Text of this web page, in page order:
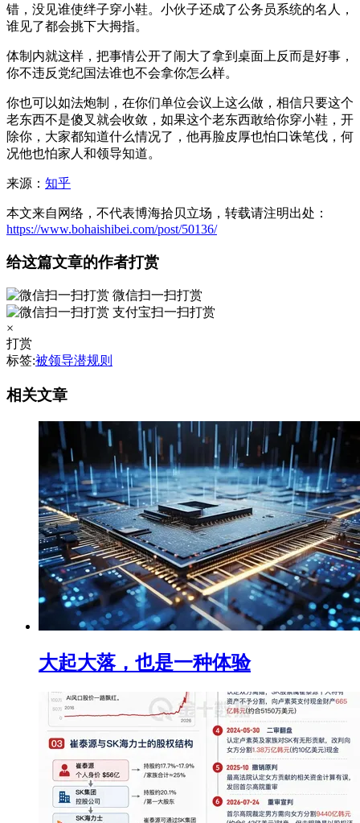
错，没见谁使绊子穿小鞋。小伙子还成了公务员系统的名人，
谁见了都会挑下大拇指。
体制内就这样，把事情公开了闹大了拿到桌面上反而是好事，
你不违反党纪国法谁也不会拿你怎么样。
你也可以如法炮制，在你们单位会议上这么做，相信只要这个
老东西不是傻叉就会收敛，如果这个老东西敢给你穿小鞋，开
除你，大家都知道什么情况了，他再脸皮厚也怕口诛笔伐，何
况他也怕家人和领导知道。
来源： 知乎
本文来自网络，不代表博海拾贝立场，转载请注明出处：
https://www.bohaishibei.com/post/50136/
给这篇文章的作者打赏
微信扫一扫打赏
支付宝扫一扫打赏
×
打赏
标签:被领导潜规则
相关文章
大起大落，也是一种体验